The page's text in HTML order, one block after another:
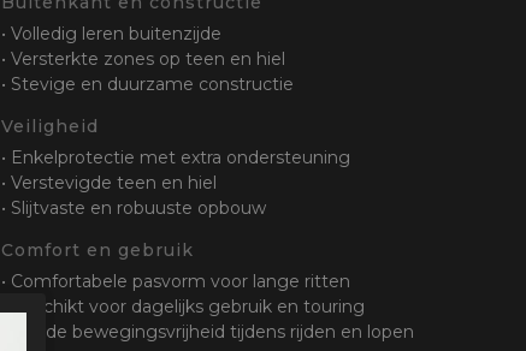
• Volledig leren buitenzijde
• Versterkte zones op teen en hiel
• Stevige en duurzame constructie
Veiligheid
• Enkelprotectie met extra ondersteuning
• Verstevigde teen en hiel
• Slijtvaste en robuuste opbouw
Comfort en gebruik
• Comfortabele pasvorm voor lange ritten
• Geschikt voor dagelijks gebruik en touring
• Goede bewegingsvrijheid tijdens rijden en lopen